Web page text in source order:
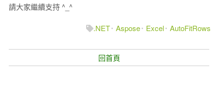
請大家繼續支持 ^_^
.NET Aspose Excel AutoFitRows
回首頁